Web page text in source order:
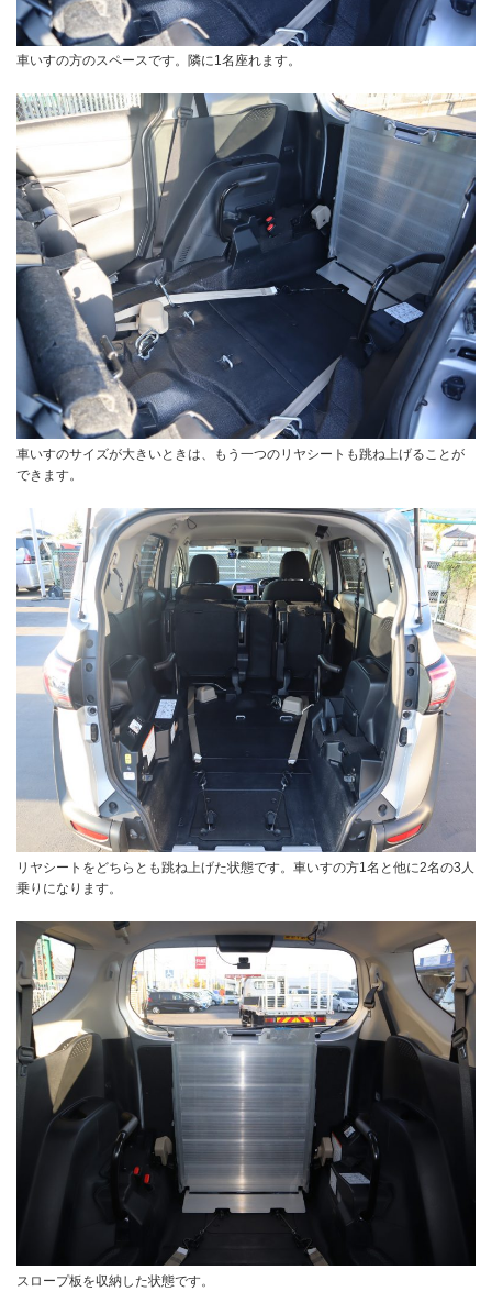
車いすの方のスペースです。隣に1名座れます。
車いすのサイズが大きいときは、もう一つのリヤシートも跳ね上げることが
できます。
リヤシートをどちらとも跳ね上げた状態です。車いすの方1名と他に2名の3人
乗りになります。
スロープ板を収納した状態です。